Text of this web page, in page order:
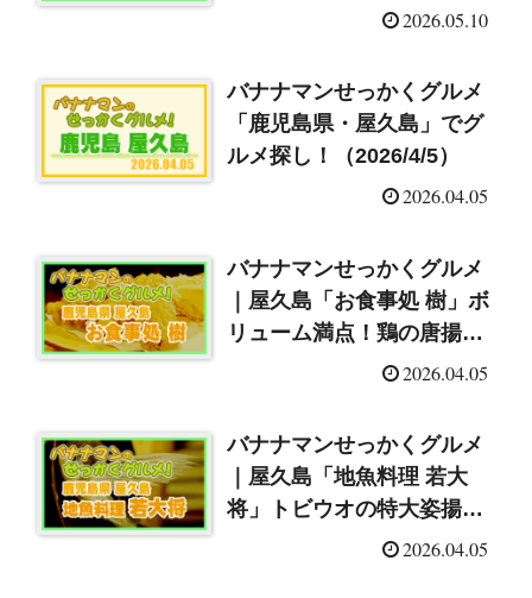
2026.05.10
バナナマンせっかくグルメ
「鹿児島県・屋久島」でグ
ルメ探し！（2026/4/5）
2026.04.05
バナナマンせっかくグルメ
｜屋久島「お食事処 樹」ボ
リューム満点！鶏の唐揚げ
2026.04.05
バナナマンせっかくグルメ
｜屋久島「地魚料理 若大
将」トビウオの特大姿揚げ
2026.04.05